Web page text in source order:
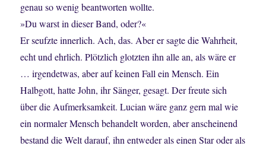
genau so wenig beantworten wollte.
»Du warst in dieser Band, oder?«
Er seufzte innerlich. Ach, das. Aber er sagte die Wahrheit,
echt und ehrlich. Plötzlich glotzten ihn alle an, als wäre er
… irgendetwas, aber auf keinen Fall ein Mensch. Ein
Halbgott, hatte John, ihr Sänger, gesagt. Der freute sich
über die Aufmerksamkeit. Lucian wäre ganz gern mal wie
ein normaler Mensch behandelt worden, aber anscheinend
bestand die Welt darauf, ihn entweder als einen Star oder als